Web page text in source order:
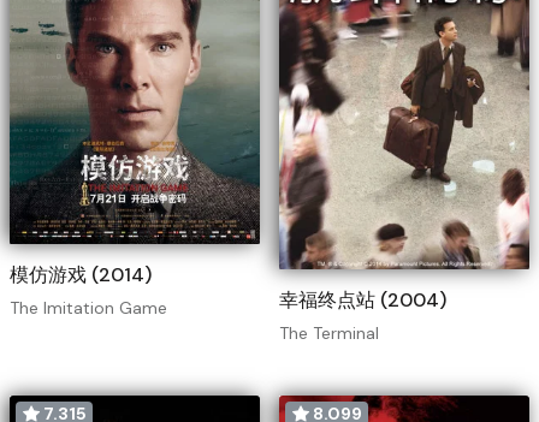
模仿游戏 (2014)
The Imitation Game 幸福终点站 (2004)
The Terminal
7.315
8.099